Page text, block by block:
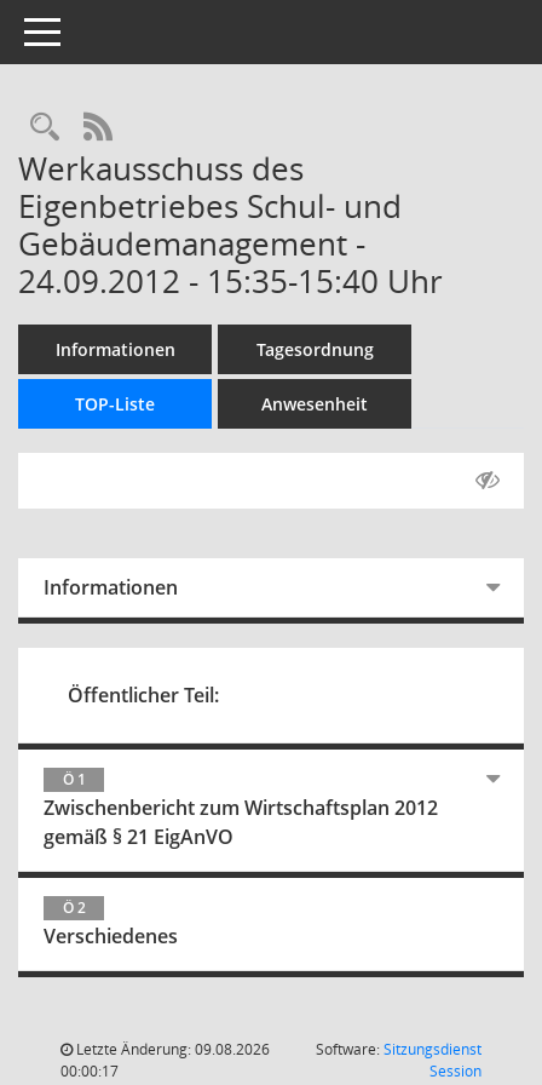
Toggle navigation
Rechercheauswahl
RSS-Feed
Werkausschuss des
Eigenbetriebes Schul- und
Gebäudemanagement -
24.09.2012 - 15:35-15:40 Uhr
Informationen Tagesordnung
TOP-Liste Anwesenheit
Informationen
Öffentlicher Teil:
Ö 1
Zwischenbericht zum Wirtschaftsplan 2012
gemäß § 21 EigAnVO
Ö 2
Verschiedenes
Letzte Änderung: 09.08.2026
00:00:17
Software:Sitzungsdienst
Session(Wird in